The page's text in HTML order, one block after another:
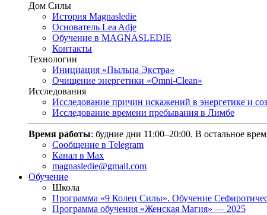
Дом Силы
История Magnasledie
Основатель Lea Adje
Обучение в MAGNASLEDIE
Контакты
Технологии
Инициация «Пыльца Экстра»
Очищение энергетики «Omni-Clean»
Исследования
Исследование причин искажений в энергетике и
Исследование времени пребывания в Лимбе
Время работы: будние дни 11:00–20:00. В остальное
Сообщение в Telegram
Канал в Max
magnasledie@gmail.com
Обучение
Школа
Программа «9 Колец Силы». Обучение
Программа обучения «Женская Магия» — 2025